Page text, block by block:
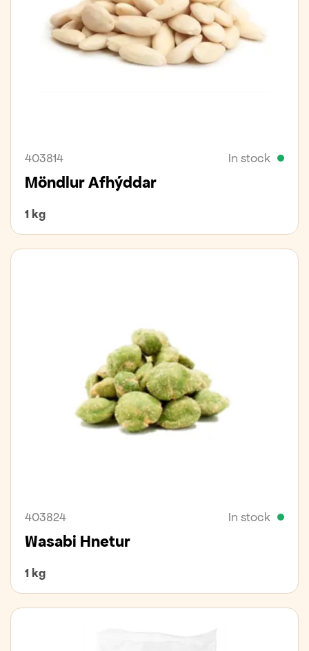
403814 In stock
Möndlur Afhýddar
1 kg
403824 In stock
Wasabi Hnetur
1 kg